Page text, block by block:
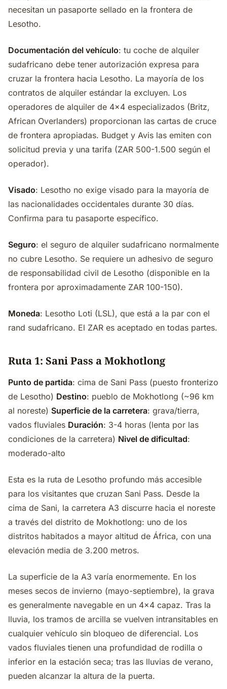
necesitan un pasaporte sellado en la frontera de
Lesotho.
Documentación del vehículo: tu coche de alquiler
sudafricano debe tener autorización expresa para
cruzar la frontera hacia Lesotho. La mayoría de los
contratos de alquiler estándar la excluyen. Los
operadores de alquiler de 4x4 especializados (Britz,
African Overlanders) proporcionan las cartas de cruce
de frontera apropiadas. Budget y Avis las emiten con
solicitud previa y una tarifa (ZAR 500-1.500 según el
operador).
Visado: Lesotho no exige visado para la mayoría de
las nacionalidades occidentales durante 30 días.
Confirma para tu pasaporte específico.
Seguro: el seguro de alquiler sudafricano normalmente
no cubre Lesotho. Se requiere un adhesivo de seguro
de responsabilidad civil de Lesotho (disponible en la
frontera por aproximadamente ZAR 100-150).
Moneda: Lesotho Loti (LSL), que está a la par con el
rand sudafricano. El ZAR es aceptado en todas partes.
Ruta 1: Sani Pass a Mokhotlong
Punto de partida: cima de Sani Pass (puesto fronterizo
de Lesotho) Destino: pueblo de Mokhotlong (~96 km
al noreste) Superficie de la carretera: grava/tierra,
vados fluviales Duración: 3-4 horas (lenta por las
condiciones de la carretera) Nivel de dificultad:
moderado-alto
Esta es la ruta de Lesotho profundo más accesible
para los visitantes que cruzan Sani Pass. Desde la
cima de Sani, la carretera A3 discurre hacia el noreste
a través del distrito de Mokhotlong: uno de los
distritos habitados a mayor altitud de África, con una
elevación media de 3.200 metros.
La superficie de la A3 varía enormemente. En los
meses secos de invierno (mayo-septiembre), la grava
es generalmente navegable en un 4x4 capaz. Tras la
lluvia, los tramos de arcilla se vuelven intransitables en
cualquier vehículo sin bloqueo de diferencial. Los
vados fluviales tienen una profundidad de rodilla o
inferior en la estación seca; tras las lluvias de verano,
pueden alcanzar la altura de la puerta.